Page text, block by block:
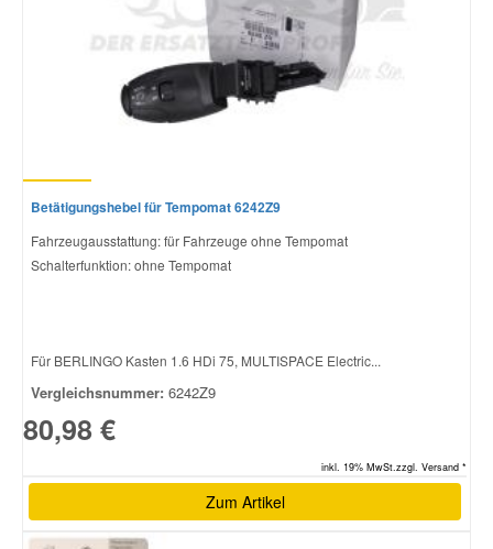
Betätigungshebel für Tempomat 6242Z9
Fahrzeugausstattung: für Fahrzeuge ohne Tempomat
Schalterfunktion: ohne Tempomat
Für BERLINGO Kasten 1.6 HDi 75, MULTISPACE Electric...
Vergleichsnummer: 6242Z9
80,98 €
inkl. 19% MwSt.zzgl. Versand *
Zum Artikel